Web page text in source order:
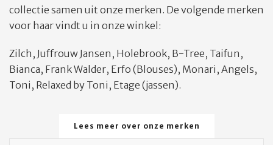
collectie samen uit onze merken. De volgende merken
voor haar vindt u in onze winkel:
Zilch, Juffrouw Jansen, Holebrook, B-Tree, Taifun,
Bianca, Frank Walder, Erfo (Blouses), Monari, Angels,
Toni, Relaxed by Toni, Etage (jassen).
Lees meer over onze merken